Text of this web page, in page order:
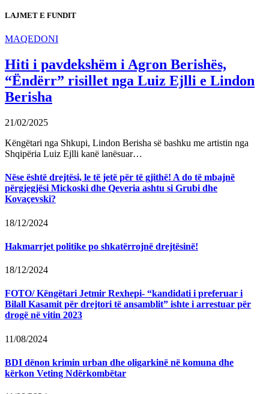
LAJMET E FUNDIT
MAQEDONI
Hiti i pavdekshëm i Agron Berishës,
“Ëndërr” risillet nga Luiz Ejlli e Lindon
Berisha
21/02/2025
Këngëtari nga Shkupi, Lindon Berisha së bashku me artistin nga
Shqipëria Luiz Ejlli kanë lanësuar…
Nëse është drejtësi, le të jetë për të gjithë! A do të mbajnë
përgjegjësi Mickoski dhe Qeveria ashtu si Grubi dhe
Kovaçevski?
18/12/2024
Hakmarrjet politike po shkatërrojnë drejtësinë!
18/12/2024
FOTO/ Këngëtari Jetmir Rexhepi- “kandidati i preferuar i
Bilall Kasamit për drejtori të ansamblit” ishte i arrestuar për
drogë në vitin 2023
11/08/2024
BDI dënon krimin urban dhe oligarkinë në komuna dhe
kërkon Veting Ndërkombëtar